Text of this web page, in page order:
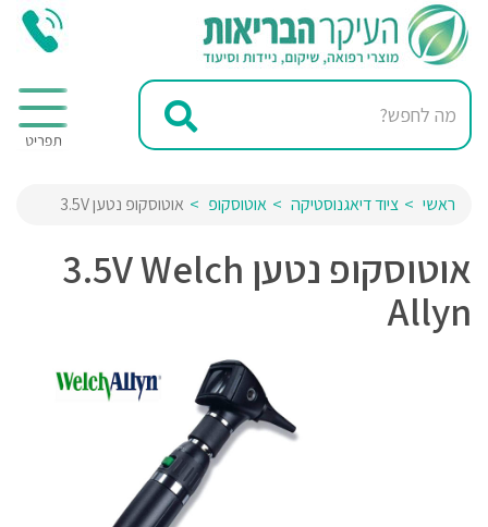
ראשי ציוד דיאגנוסטיקה אוטוסקופ אוטוסקופ נטען 3.5V
אוטוסקופ נטען 3.5V Welch
Allyn